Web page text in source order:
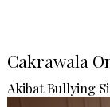
Cakrawala
Akibat Bullying